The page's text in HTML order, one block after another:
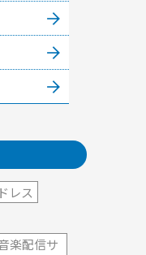
レス
楽配信サ